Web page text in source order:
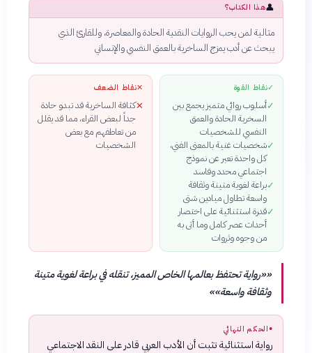
👤هذا الكتاب؟
مثالية لمن يحب الروايات النقدية الحادة والمعاصرة، وللقارئ الذي
يبحث عن أدب يمزج الساخرية بالعمق النفسي والإنساني
✓نقاط القوة
✓أسلوب روائي متميز يجمع بين
السخرية الحادة والعمق
النفسي للشخصيات
✓شخصيات غنية بالمعنى الفني،
كل واحدة تعبر عن نموذج
اجتماعي محدد وفاسد
✓براعة لغوية متينة وثقافة
واسعة تطاول ميادين شتى
✓قدرة استثنائية على اختصار
أحداث عصر كامل وما أتى به
من وجوه وثروات
✕نقاط الضعف
✕كثافة الساخرية قد تبدو حادة
جداً لبعض القراء، مما قد يقلل
من تعاطفهم مع بعض
الشخصيات
««رواية تحتفظ بعالمها الخاص المميز، تنقله في براعة لغوية متينة
وثقافة واسعة»»
●الحكم النهائي
رواية استثنائية تثبت أن الأدب العربي قادر على النقد الاجتماعي